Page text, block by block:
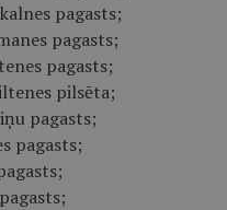
pagasts;
pagasts;
pagasts;
pilsēta;
pagasts;
pagasts;